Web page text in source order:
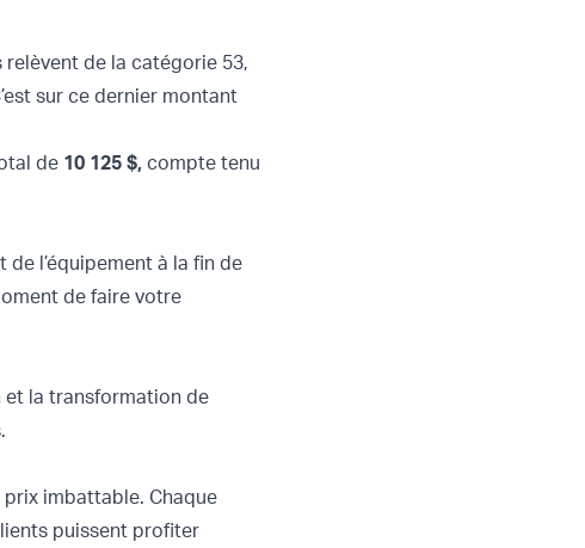
de la catégorie 53,
sur ce dernier montant
de 10 125 $, compte tenu
l’équipement à la fin de
de faire votre
et la transformation de
imbattable. Chaque
puissent profiter